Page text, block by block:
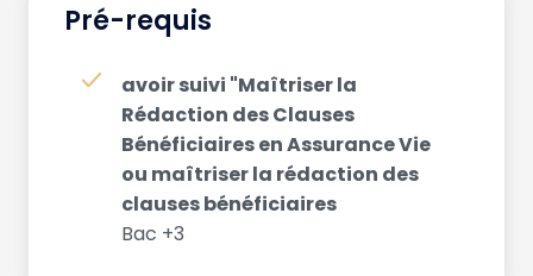
Pré-requis
avoir suivi "Maîtriser la
Rédaction des Clauses
Bénéficiaires en Assurance Vie
ou maîtriser la rédaction des
clauses bénéficiaires
Bac +3